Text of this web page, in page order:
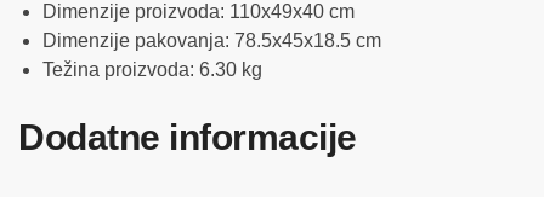
Dimenzije proizvoda: 110x49x40 cm
Dimenzije pakovanja: 78.5x45x18.5 cm
Težina proizvoda: 6.30 kg
Dodatne informacije